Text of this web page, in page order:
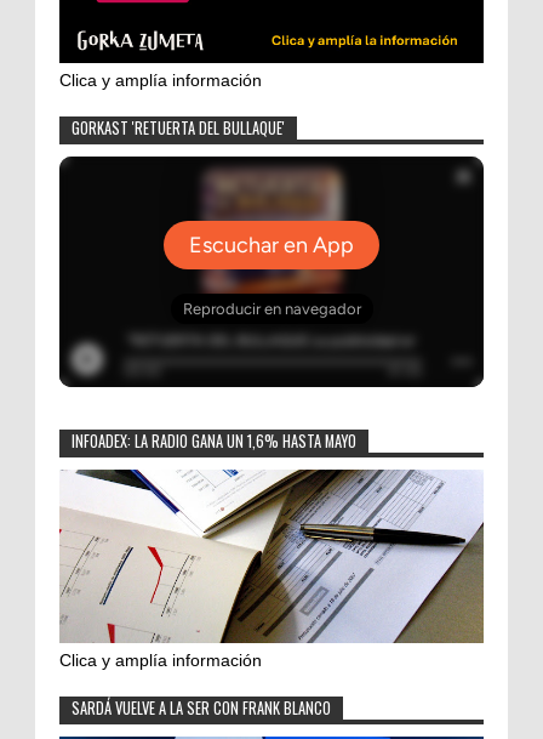
Clica y amplía información
GORKAST 'RETUERTA DEL BULLAQUE'
INFOADEX: LA RADIO GANA UN 1,6% HASTA MAYO
Clica y amplía información
SARDÁ VUELVE A LA SER CON FRANK BLANCO